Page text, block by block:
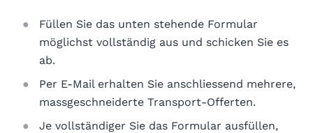
Füllen Sie das unten stehende Formular
möglichst vollständig aus und schicken Sie es
ab.
Per E-Mail erhalten Sie anschliessend mehrere,
massgeschneiderte Transport-Offerten.
Je vollständiger Sie das Formular ausfüllen,